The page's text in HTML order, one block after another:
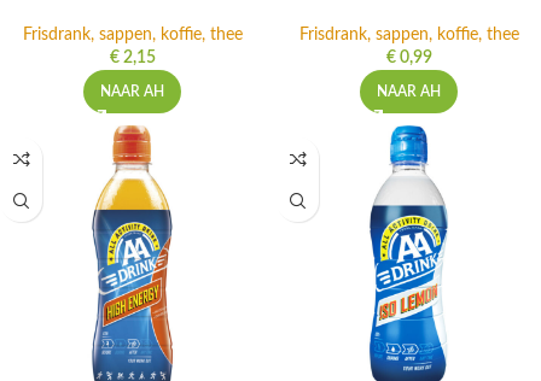
Frisdrank, sappen, koffie, thee
€2,15
NAAR AH
Frisdrank, sappen, koffie, thee
€0,99
NAAR AH